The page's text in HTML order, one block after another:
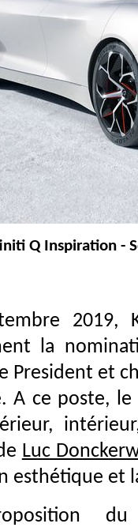
Q Inspiration-
2019,
la
President et
A ce poste,
Luc
esthétique et
du